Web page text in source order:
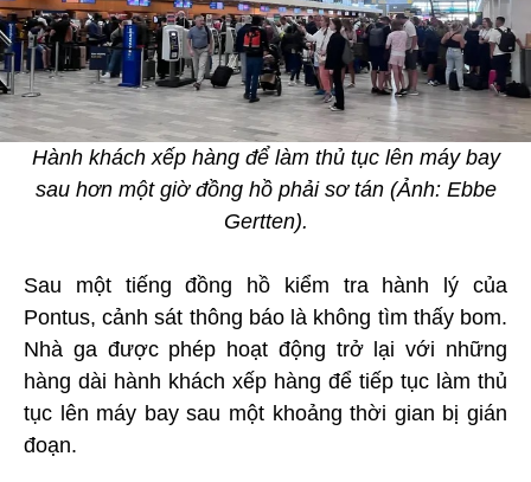
Hành khách xếp hàng để làm thủ tục lên máy bay
sau hơn một giờ đồng hồ phải sơ tán (Ảnh: Ebbe
Gertten).
Sau một tiếng đồng hồ kiểm tra hành lý của
Pontus, cảnh sát thông báo là không tìm thấy bom.
Nhà ga được phép hoạt động trở lại với những
hàng dài hành khách xếp hàng để tiếp tục làm thủ
tục lên máy bay sau một khoảng thời gian bị gián
đoạn.